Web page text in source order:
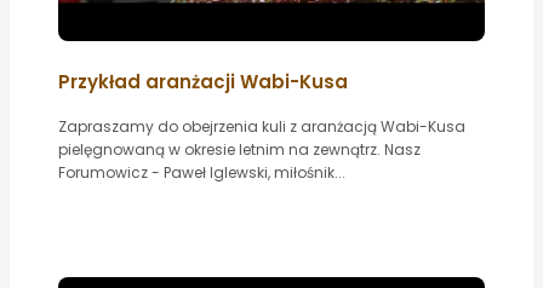
Przykład aranżacji Wabi-Kusa
Zapraszamy do obejrzenia kuli z aranżacją Wabi-Kusa
pielęgnowaną w okresie letnim na zewnątrz. Nasz
Forumowicz - Paweł Iglewski, miłośnik...